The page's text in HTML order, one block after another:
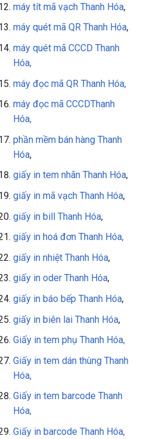
máy tít mã vạch Thanh Hóa,
máy quét mã QR Thanh Hóa,
máy quét mã CCCD Thanh
Hóa,
máy đọc mã QR Thanh Hóa,
máy đọc mã CCCDThanh
Hóa,
phần mềm bán hàng Thanh
Hóa,
giấy in tem nhãn Thanh Hóa,
giấy in mã vạch Thanh Hóa,
giấy in bill Thanh Hóa,
giấy in hoá đơn Thanh Hóa,
giấy in nhiệt Thanh Hóa,
giấy in oder Thanh Hóa,
giấy in báo bếp Thanh Hóa,
giấy in biên lai Thanh Hóa,
Giấy in tem phụ Thanh Hóa,
Giấy in tem dán thùng Thanh
Hóa,
Giấy in tem barcode Thanh
Hóa,
Giấy in barcode Thanh Hóa,